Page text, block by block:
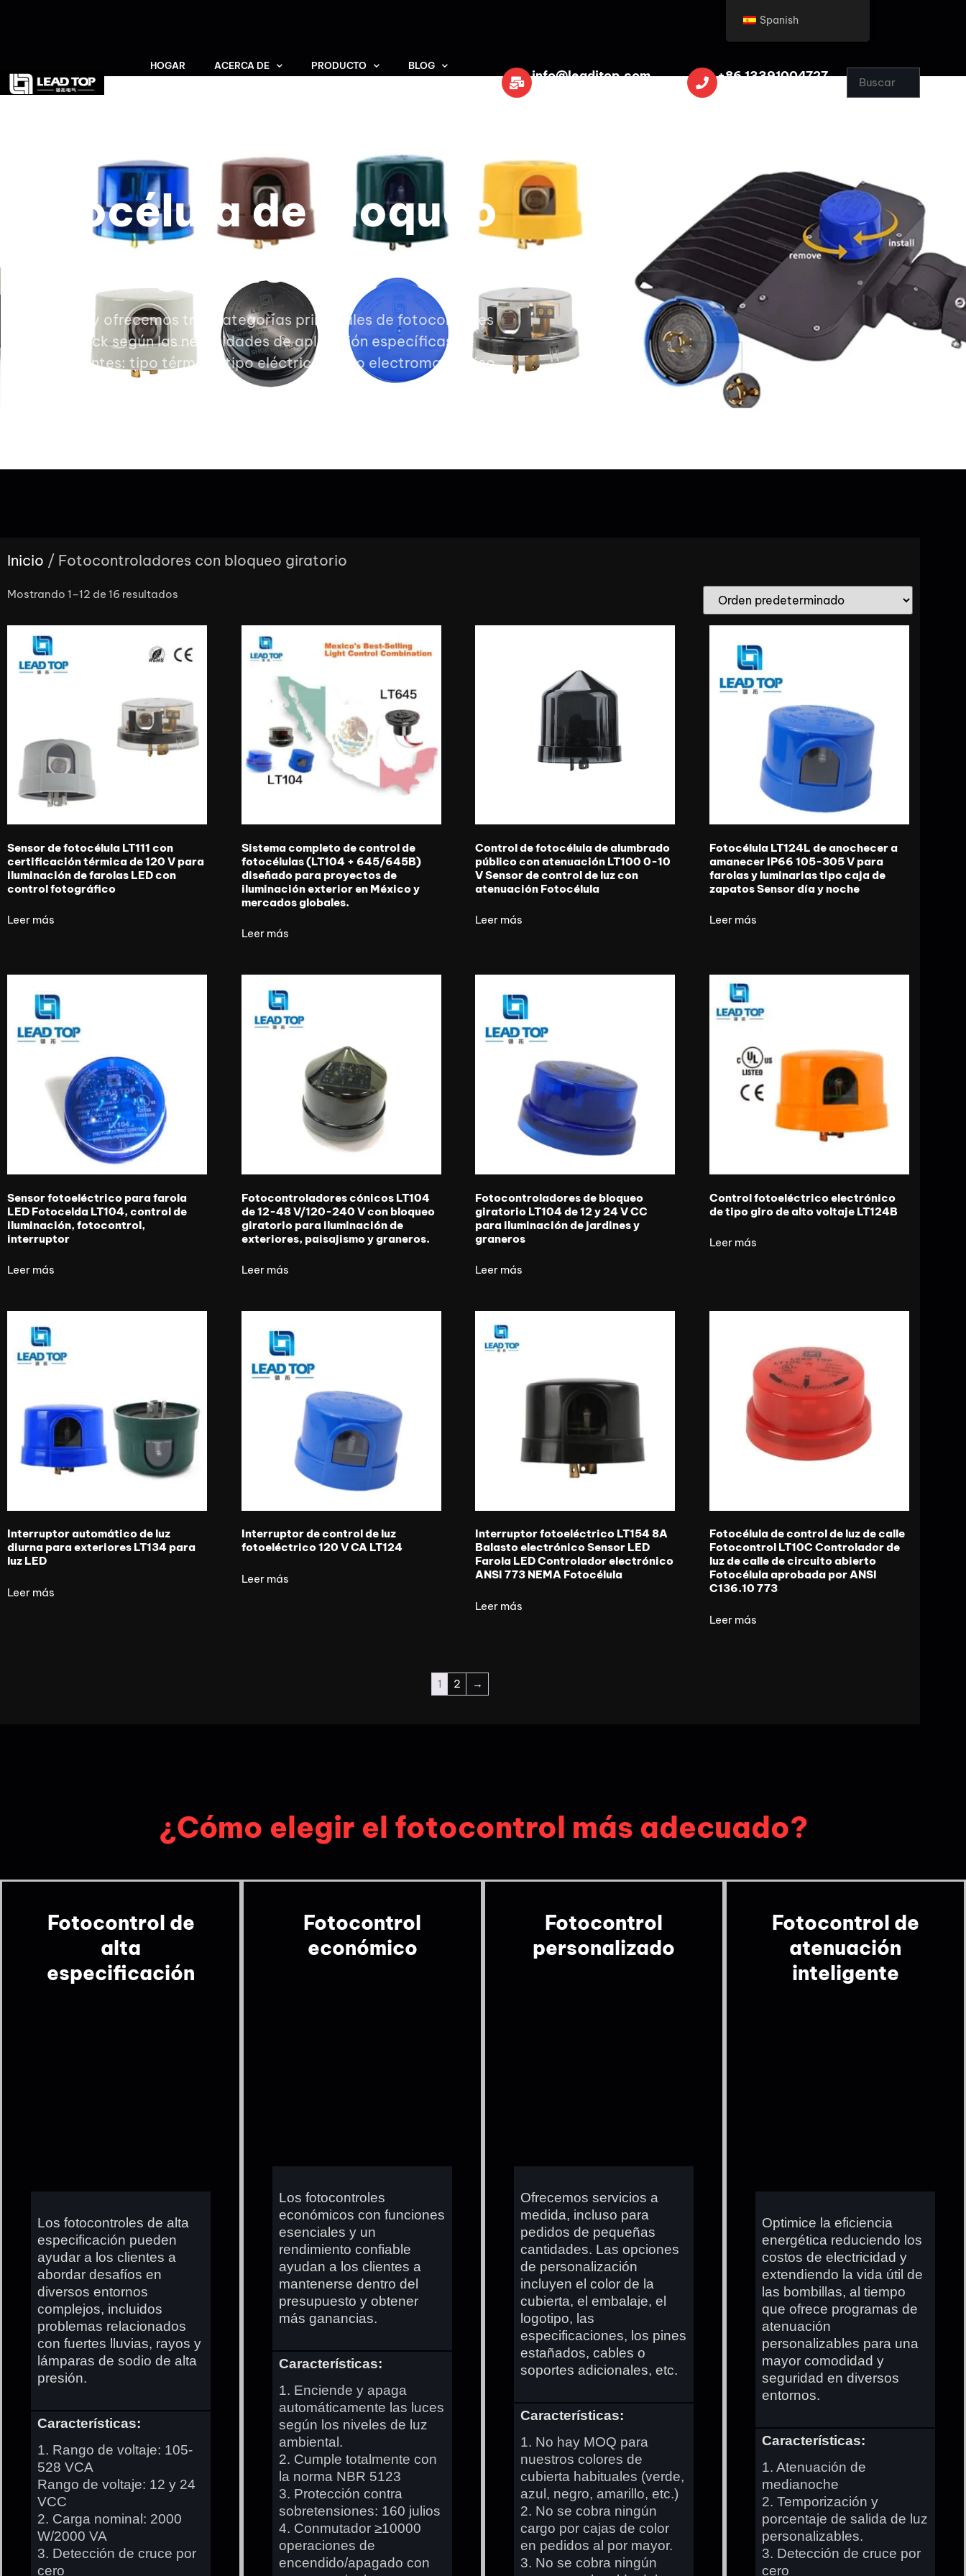
HOGAR ACERCA DE PRODUCTO BLOG
info@leaditop.com +86 13391004727
Fotocélula de bloqueo
giratorio
Diseñamos y ofrecemos tres categorías principales de fotocontroles
Twist-Lock según las necesidades de aplicación específicas de
nuestros clientes: tipo térmico, tipo eléctrico y tipo electromagnético.
Inicio / Fotocontroladores con bloqueo giratorio
Mostrando 1–12 de 16 resultados
Sensor de fotocélula LT111 con
certificación térmica de 120 V para
iluminación de farolas LED con
control fotográfico
Leer más
Sistema completo de control de
fotocélulas (LT104 + 645/645B)
diseñado para proyectos de
iluminación exterior en México y
mercados globales.
Leer más
Control de fotocélula de alumbrado
público con atenuación LT100 0-10
V Sensor de control de luz con
atenuación Fotocélula
Leer más
Fotocélula LT124L de anochecer a
amanecer IP66 105-305 V para
farolas y luminarias tipo caja de
zapatos Sensor día y noche
Leer más
Sensor fotoeléctrico para farola
LED Fotocelda LT104, control de
iluminación, fotocontrol,
interruptor
Leer más
Fotocontroladores cónicos LT104
de 12-48 V/120-240 V con bloqueo
giratorio para iluminación de
exteriores, paisajismo y graneros.
Leer más
Fotocontroladores de bloqueo
giratorio LT104 de 12 y 24 V CC
para iluminación de jardines y
graneros
Leer más
Control fotoeléctrico electrónico
de tipo giro de alto voltaje LT124B
Leer más
Interruptor automático de luz
diurna para exteriores LT134 para
luz LED
Leer más
Interruptor de control de luz
fotoeléctrico 120 V CA LT124
Leer más
Interruptor fotoeléctrico LT154 8A
Balasto electrónico Sensor LED
Farola LED Controlador electrónico
ANSI 773 NEMA Fotocélula
Leer más
Fotocélula de control de luz de calle
Fotocontrol LT10C Controlador de
luz de calle de circuito abierto
Fotocélula aprobada por ANSI
C136.10 773
Leer más
1 2 →
¿Cómo elegir el fotocontrol más adecuado?
Fotocontrol de
alta
especificación
Los fotocontroles de alta
especificación pueden
ayudar a los clientes a
abordar desafíos en
diversos entornos
complejos, incluidos
problemas relacionados
con fuertes lluvias, rayos y
lámparas de sodio de alta
presión.
Características:
1. Rango de voltaje: 105-
528 VCA
Rango de voltaje: 12 y 24
VCC
2. Carga nominal: 2000
W/2000 VA
3. Detección de cruce por
cero
Fotocontrol
económico
Los fotocontroles
económicos con funciones
esenciales y un
rendimiento confiable
ayudan a los clientes a
mantenerse dentro del
presupuesto y obtener
más ganancias.
Características:
1. Enciende y apaga
automáticamente las luces
según los niveles de luz
ambiental.
2. Cumple totalmente con
la norma NBR 5123
3. Protección contra
sobretensiones: 160 julios
4. Conmutador ≥10000
operaciones de
encendido/apagado con
Fotocontrol
personalizado
Ofrecemos servicios a
medida, incluso para
pedidos de pequeñas
cantidades. Las opciones
de personalización
incluyen el color de la
cubierta, el embalaje, el
logotipo, las
especificaciones, los pines
estañados, cables o
soportes adicionales, etc.
Características:
1. No hay MOQ para
nuestros colores de
cubierta habituales (verde,
azul, negro, amarillo, etc.)
2. No se cobra ningún
cargo por cajas de color
en pedidos al por mayor.
3. No se cobra ningún
Fotocontrol de
atenuación
inteligente
Optimice la eficiencia
energética reduciendo los
costos de electricidad y
extendiendo la vida útil de
las bombillas, al tiempo
que ofrece programas de
atenuación
personalizables para una
mayor comodidad y
seguridad en diversos
entornos.
Características:
1. Atenuación de
medianoche
2. Temporización y
porcentaje de salida de luz
personalizables.
3. Detección de cruce por
cero
Spanish